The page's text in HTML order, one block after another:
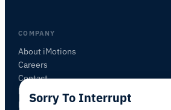
COMPANY
About iMotions
Careers
Contact
My iMotions
Newsletter
Sorry To Interrupt